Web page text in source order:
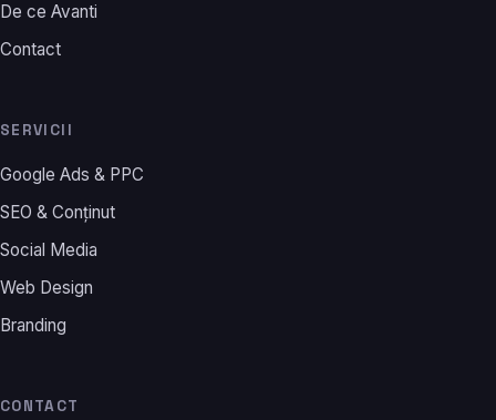
De ce Avanti
Contact
SERVICII
Google Ads & PPC
SEO & Conținut
Social Media
Web Design
Branding
CONTACT